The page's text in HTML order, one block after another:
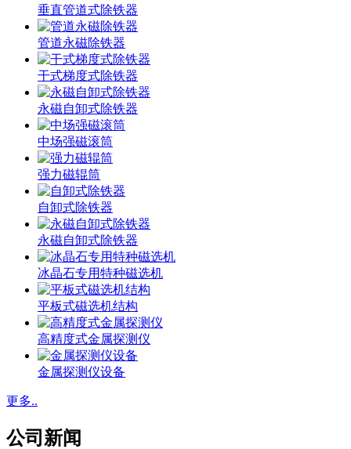
垂直管道式除铁器
管道永磁除铁器
干式梯度式除铁器
永磁自卸式除铁器
中场强磁滚筒
强力磁辊筒
自卸式除铁器
永磁自卸式除铁器
冰晶石专用特种磁选机
平板式磁选机结构
高精度式金属探测仪
金属探测仪设备
更多..
公司新闻